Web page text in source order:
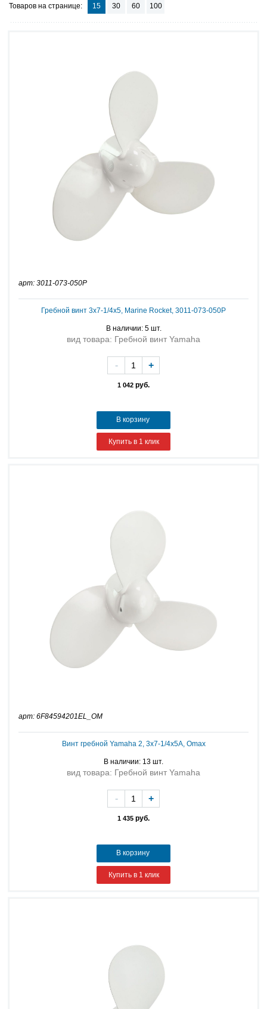
Товаров на странице: 15 30 60 100
арт: 3011-073-050P
Гребной винт 3x7-1/4x5, Marine Rocket, 3011-073-050P
В наличии: 5 шт.
вид товара: Гребной винт Yamaha
1 042 руб.
- +
В корзину
Купить в 1 клик
арт: 6F84594201EL_OM
Винт гребной Yamaha 2, 3x7-1/4x5A, Omax
В наличии: 13 шт.
вид товара: Гребной винт Yamaha
1 435 руб.
- +
В корзину
Купить в 1 клик